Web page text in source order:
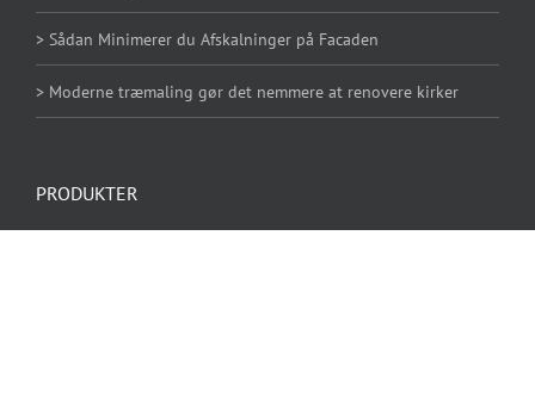
> Sådan Minimerer du Afskalninger på Facaden
> Moderne træmaling gør det nemmere at renovere kirker
PRODUKTER